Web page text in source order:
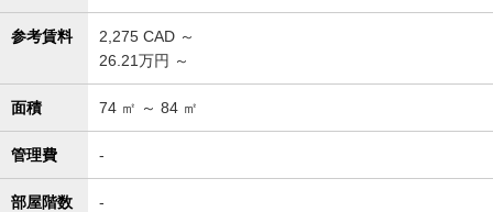
参考賃料 2,275 CAD ～
26.21万円 ～
面積 74 ㎡ ～ 84 ㎡
管理費 -
部屋階数 -